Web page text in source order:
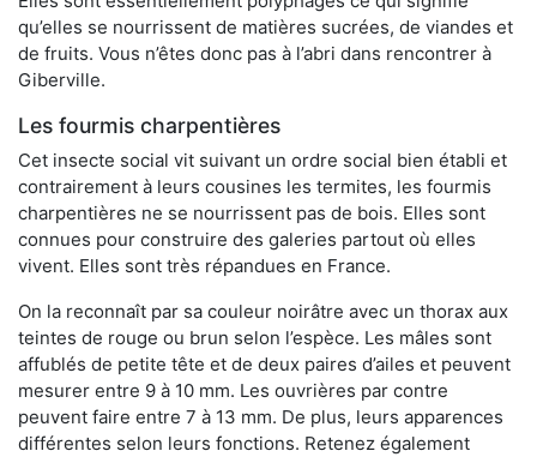
qu’elles se nourrissent de matières sucrées, de viandes et
de fruits. Vous n’êtes donc pas à l’abri dans rencontrer à
Giberville.
Les fourmis charpentières
Cet insecte social vit suivant un ordre social bien établi et
contrairement à leurs cousines les termites, les fourmis
charpentières ne se nourrissent pas de bois. Elles sont
connues pour construire des galeries partout où elles
vivent. Elles sont très répandues en France.
On la reconnaît par sa couleur noirâtre avec un thorax aux
teintes de rouge ou brun selon l’espèce. Les mâles sont
affublés de petite tête et de deux paires d’ailes et peuvent
mesurer entre 9 à 10 mm. Les ouvrières par contre
peuvent faire entre 7 à 13 mm. De plus, leurs apparences
différentes selon leurs fonctions. Retenez également